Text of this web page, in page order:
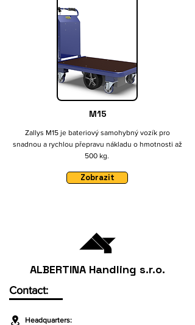
M15
Zallys M15 je bateriový samohybný vozík pro
snadnou a rychlou přepravu nákladu o hmotnosti až
500 kg.
Zobrazit
ALBERTINA Handling s.r.o.
Contact:
Headquarters: